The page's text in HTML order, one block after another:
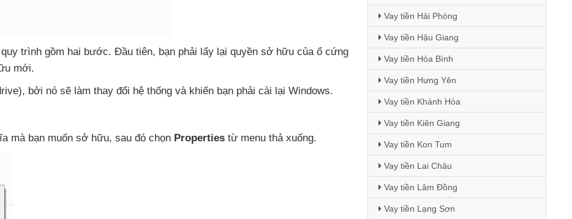
trình gồm hai bước. Đầu tiên, bạn phải lấy lại quyền sở hữu của ổ cứng
mới.
, bởi nó sẽ làm thay đổi hệ thống và khiến bạn phải cài lại Windows.
mà bạn muốn sở hữu, sau đó chọn Properties từ menu thả xuống.
Vay tiền Hải Phòng
Vay tiền Hậu Giang
Vay tiền Hòa Bình
Vay tiền Hưng Yên
Vay tiền Khánh Hòa
Vay tiền Kiên Giang
Vay tiền Kon Tum
Vay tiền Lai Châu
Vay tiền Lâm Đồng
Vay tiền Lạng Sơn